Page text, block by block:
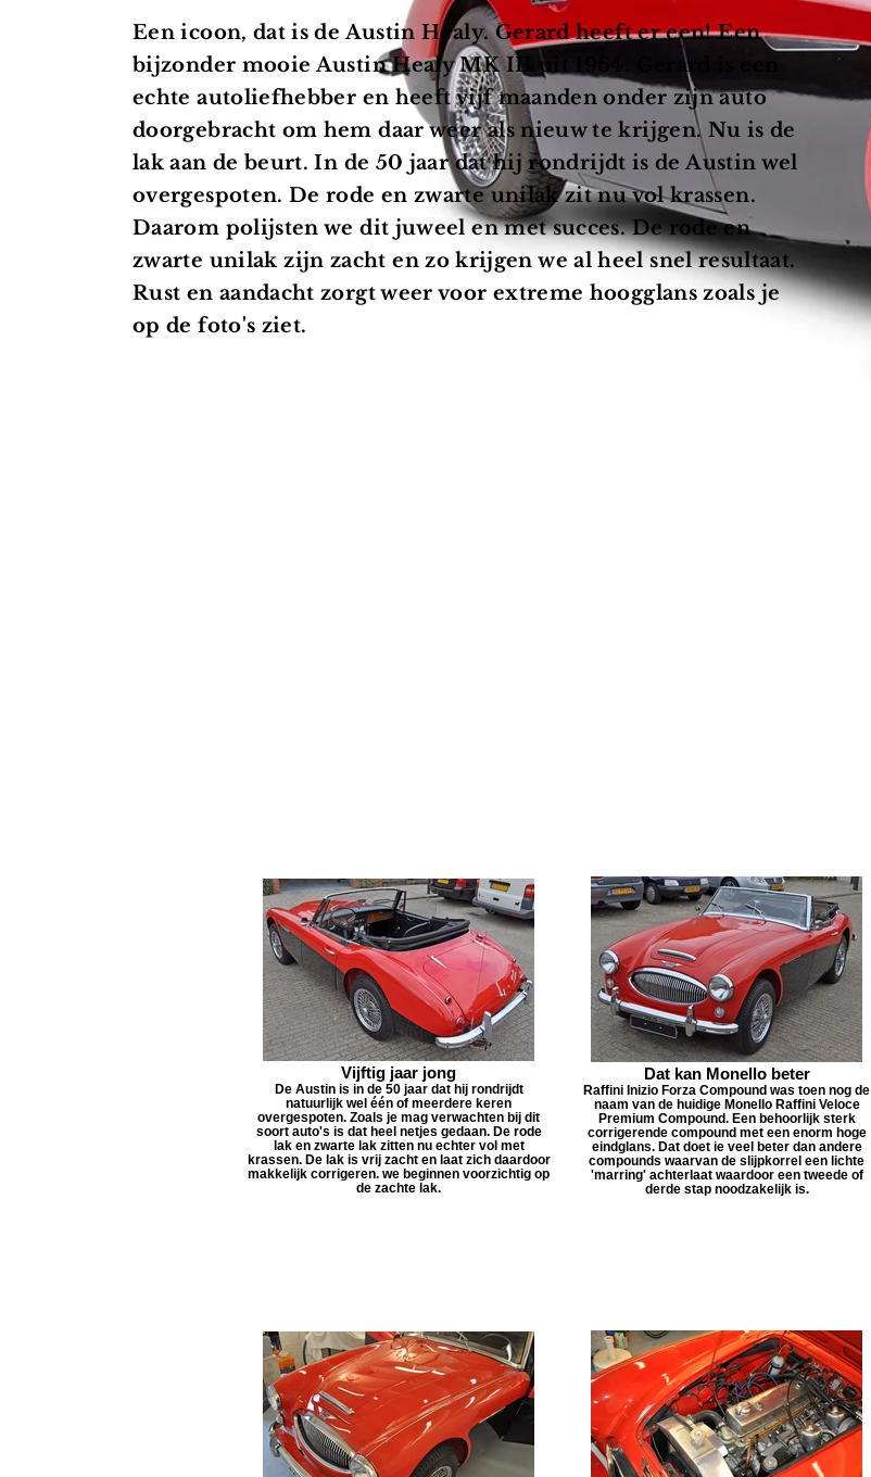
POLIJSTEN
Een icoon, dat is de Austin Healy. Gerard heeft er een! Een
bijzonder mooie Austin Healy MK III uit 1964. Gerard is een
echte autoliefhebber en heeft vijf maanden onder zijn auto
doorgebracht om hem daar weer als nieuw te krijgen. Nu is de
lak aan de beurt. In de 50 jaar dat hij rondrijdt is de Austin wel
overgespoten. De rode en zwarte unilak zit nu volkrassen.
Daarom polijsten we dit juweel enmet succes. De rode en
zwarte unilak zijn zacht en zo krijgen we al heel snel resultaat.
Rust en aandacht zorgt weer voor extreme hoogglans zoals je
op de foto's ziet.
Vijftig jaar jong
De Austin is in de 50 jaar dat hij rondrijdt
natuurlijk wel één of meerdere keren
overgespoten. Zoals je mag verwachten bij dit
soort auto's is dat heel netjes gedaan. De rode
lak en zwarte lak zitten nu echter vol met
krassen. De lak is vrij zacht en laat zich daardoor
makkelijk corrigeren. we beginnen voorzichtig op
de zachte lak.
Dat kan Monello beter
Raffini Inizio Forza Compound was toen nog de
naam van de huidige Monello Raffini Veloce
Premium Compound. Een behoorlijk sterk
corrigerende compound met een enorm hoge
eindglans. Dat doet ie veel beter dan andere
compounds waarvan de slijpkorrel een lichte
'marring' achterlaat waardoor een tweede of
derde stap noodzakelijk is.